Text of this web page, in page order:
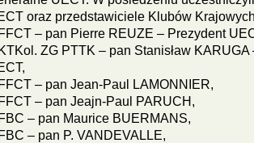
oraz przedstawiciele Klubów
– pan Pierre REUZE – Prezydent
ZG PTTK – pan Stanisław KARUGA
– pan Jean-Paul LAMONNIER,
– pan Jeajn-Paul PARUCH,
– pan Maurice BUERMANS,
– pan P. VANDEVALLE,